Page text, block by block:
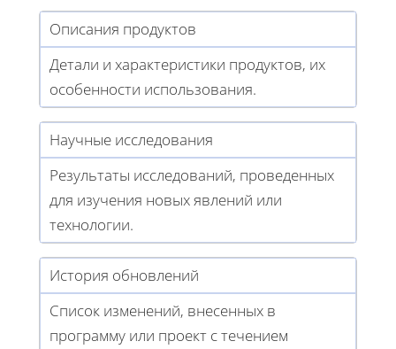
Описания продуктов
Детали и характеристики продуктов, их
особенности использования.
Научные исследования
Результаты исследований, проведенных
для изучения новых явлений или
технологии.
История обновлений
Список изменений, внесенных в
программу или проект с течением